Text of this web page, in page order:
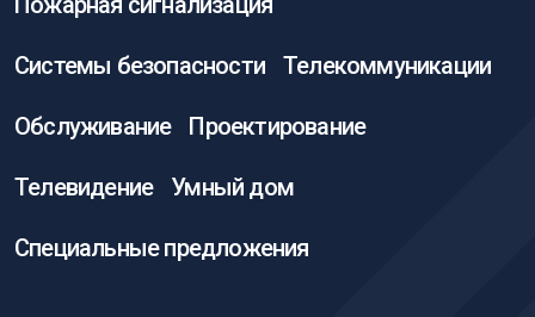
Системы безопасности Телекоммуникации
Обслуживание Проектирование
Телевидение Умный дом
Специальные предложения